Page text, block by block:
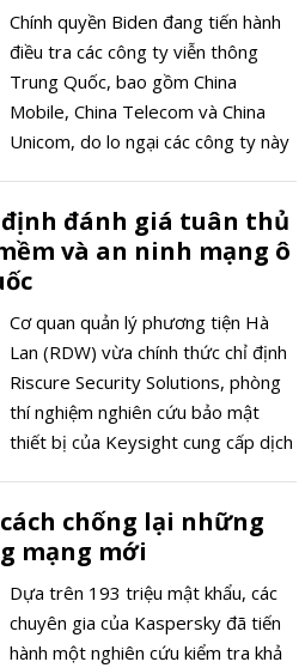
phối phần mềm độc hại cho nạn
nhân trong ngành viễn thông.
Chính quyền Biden đang tiến hành
điều tra các công ty viễn thông
Trung Quốc, bao gồm China
Mobile, China Telecom và China
Unicom, do lo ngại các công ty này
đó cho Bắc Kinh. Cuộc điều tra này,
được dẫn dắt bởi Bộ Thương mại
Hoa Kỳ, điều này chưa từng được
báo cáo trước đây và hiện đang
trong giai đoạn phân tích rủi ro.
đánh giá tuân thủ
và an ninh mạng ô
Cơ quan quản lý phương tiện Hà
Lan (RDW) vừa chính thức chỉ định
Riscure Security Solutions, phòng
thí nghiệm nghiên cứu bảo mật
thiết bị của Keysight cung cấp dịch
châu Âu (UNECE) R155 và R156.
chống lại những
mạng mới
Dựa trên 193 triệu mật khẩu, các
chuyên gia của Kaspersky đã tiến
hành một nghiên cứu kiểm tra khả